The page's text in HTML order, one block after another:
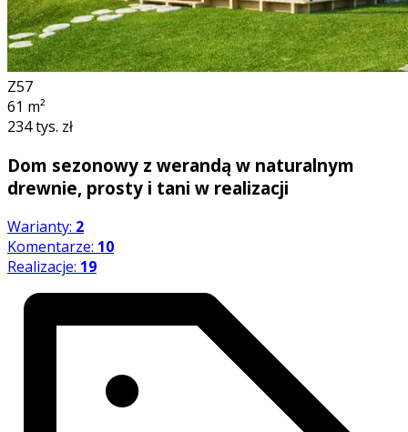
Z57
61 m²
234 tys. zł
Dom sezonowy z werandą w naturalnym
drewnie, prosty i tani w realizacji
Warianty: 2
Komentarze: 10
Realizacje: 19